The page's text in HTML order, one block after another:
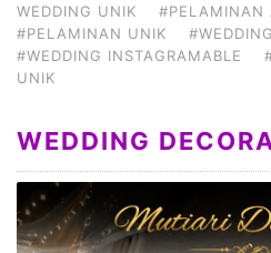
WEDDING UNIK
#PELAMINAN
#PELAMINAN UNIK
#WEDDING INSTAGRAMABLE
UNIK
WEDDING